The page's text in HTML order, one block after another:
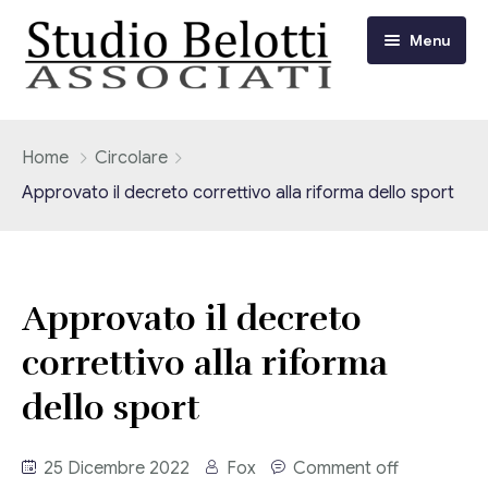
Menu
I nostri servizi
Contabilità
Adempimenti Dichiarativi e Fiscali
Contrattualistica Varia
Consulenza Societaria
Circolari Flash
Eventi
Corsi FAD
Video/Tv
Università
Home
Circolare
Approvato il decreto correttivo alla riforma dello sport
Approvato il decreto
correttivo alla riforma
dello sport
25 Dicembre 2022 Fox Comment off